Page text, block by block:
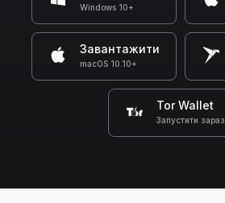
Windows 10+
Завантажити
macOS 10.10+
Tor Wallet
Запустити зараз